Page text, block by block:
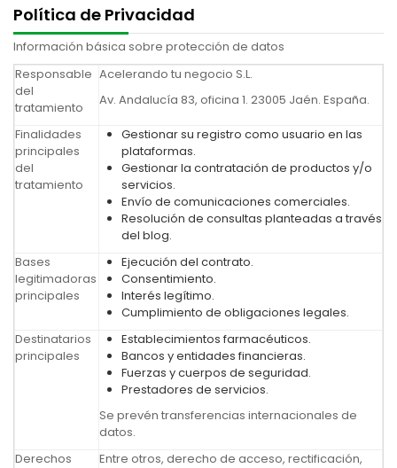
Política de Privacidad
Información básica sobre protección de datos
Responsable
del
tratamiento
Acelerando tu negocio S.L.
Av. Andalucía 83, oficina 1. 23005 Jaén. España.
Finalidades
principales
del
tratamiento
Gestionar su registro como usuario en las
plataformas.
Gestionar la contratación de productos y/o
servicios.
Envío de comunicaciones comerciales.
Resolución de consultas planteadas a través
del blog.
Bases
legitimadoras
principales
Ejecución del contrato.
Consentimiento.
Interés legítimo.
Cumplimiento de obligaciones legales.
Destinatarios
principales
Establecimientos farmacéuticos.
Bancos y entidades financieras.
Fuerzas y cuerpos de seguridad.
Prestadores de servicios.
Se prevén transferencias internacionales de
datos.
Derechos
Entre otros, derecho de acceso, rectificación,